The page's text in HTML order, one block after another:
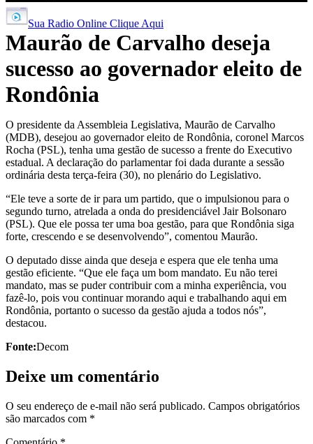
Sua Radio Online Clique Aqui
Maurão de Carvalho deseja
sucesso ao governador eleito de
Rondônia
O presidente da Assembleia Legislativa, Maurão de Carvalho
(MDB), desejou ao governador eleito de Rondônia, coronel Marcos
Rocha (PSL), tenha uma gestão de sucesso a frente do Executivo
estadual. A declaração do parlamentar foi dada durante a sessão
ordinária desta terça-feira (30), no plenário do Legislativo.
“Ele teve a sorte de ir para um partido, que o impulsionou para o
segundo turno, atrelada a onda do presidenciável Jair Bolsonaro
(PSL). Que ele possa ter uma boa gestão, para que Rondônia siga
forte, crescendo e se desenvolvendo”, comentou Maurão.
O deputado disse ainda que deseja e espera que ele tenha uma
gestão eficiente. “Que ele faça um bom mandato. Eu não terei
mandato, mas se puder contribuir com a minha experiência, vou
fazê-lo, pois vou continuar morando aqui e trabalhando aqui em
Rondônia, portanto o sucesso da gestão ajuda a todos nós”,
destacou.
Fonte:Decom
Deixe um comentário
O seu endereço de e-mail não será publicado. Campos obrigatórios
são marcados com *